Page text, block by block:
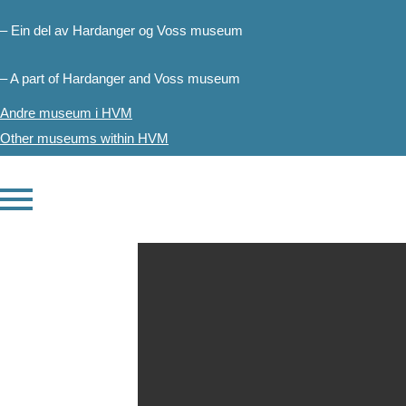
– Ein del av Hardanger og Voss museum
– A part of Hardanger and Voss museum
Andre museum i HVM
Other museums within HVM
NORDISK